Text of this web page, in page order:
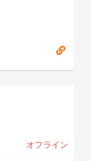
オフライン